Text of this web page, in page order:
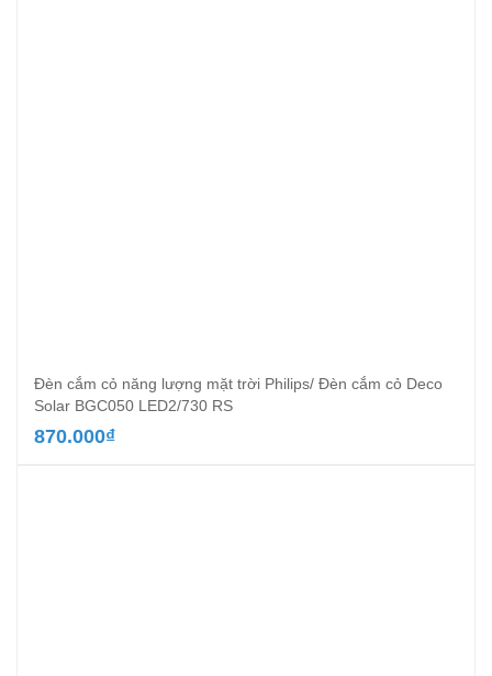
Đèn cắm cỏ năng lượng mặt trời Philips/ Đèn cắm cỏ Deco
Solar BGC050 LED2/730 RS
870.000₫